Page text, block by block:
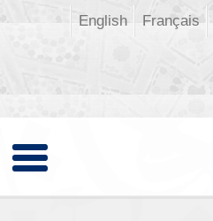
Français
English